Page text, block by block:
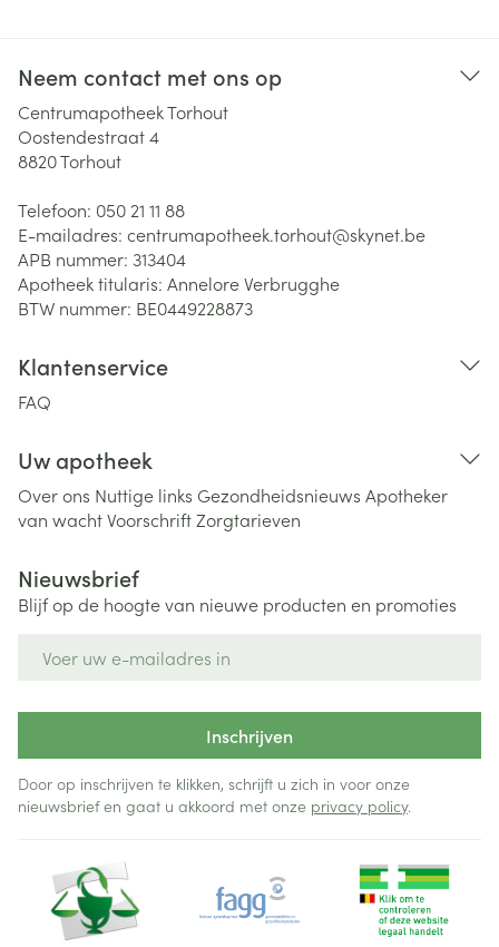
Neem contact met ons op
Centrumapotheek Torhout
Oostendestraat 4
8820Torhout
Telefoon: 050 21 11 88
E-mailadres: centrumapotheek.torhout@skynet.be
APB nummer: 313404
Apotheek titularis: Annelore Verbrugghe
BTW nummer: BE0449228873
Klantenservice
FAQ
Uw apotheek
Over ons Nuttige links Gezondheidsnieuws Apotheker
van wachtVoorschriftZorgtarieven
Nieuwsbrief
Blijf op de hoogte van nieuwe producten en promoties
Inschrijven
Door op inschrijven te klikken, schrijft u zich in voor onze
nieuwsbrief en gaat u akkoord met onze privacy policy.